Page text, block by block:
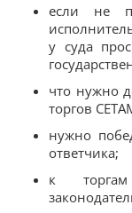
если не
у суда
что нужно
торгов
нужно
ответчика;
к